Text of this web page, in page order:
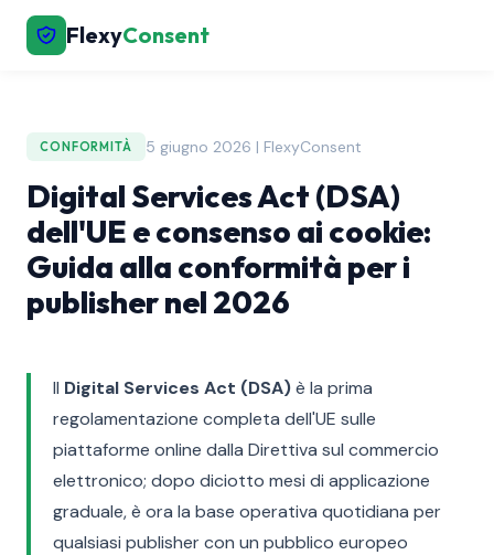
FlexyConsent
CONFORMITÀ 5 giugno 2026 | FlexyConsent
Digital Services Act (DSA)
dell'UE e consenso ai cookie:
Guida alla conformità per i
publisher nel 2026
Il Digital Services Act (DSA)è la prima
regolamentazione completa dell'UE sulle
piattaforme online dalla Direttiva sul commercio
elettronico; dopo diciotto mesi di applicazione
graduale, è ora la base operativa quotidiana per
qualsiasi publisher con un pubblico europeo